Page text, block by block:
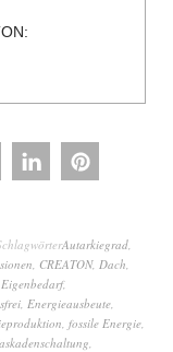
Autarkiegrad,
, CREATON, Dach,
Eigenbedarf,
, Energieausbeute,
, fossile Energie,
,